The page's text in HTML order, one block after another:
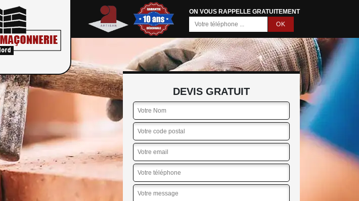
ON VOUS RAPPELLE GRATUITEMENT
DEVIS GRATUIT